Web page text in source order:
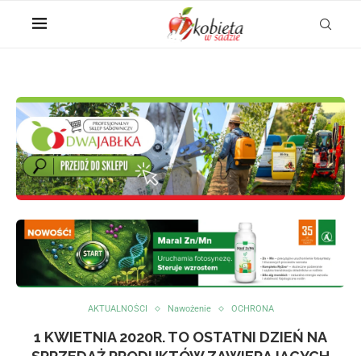
AKTUALNOŚCI Nawożenie OCHRONA
1 KWIETNIA 2020R. TO OSTATNI DZIEŃ NA